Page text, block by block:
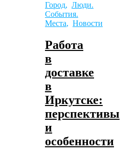
Город, Люди.
События.
Места, Новости
Работа
в
доставке
в
Иркутске:
перспективы
и
особенности